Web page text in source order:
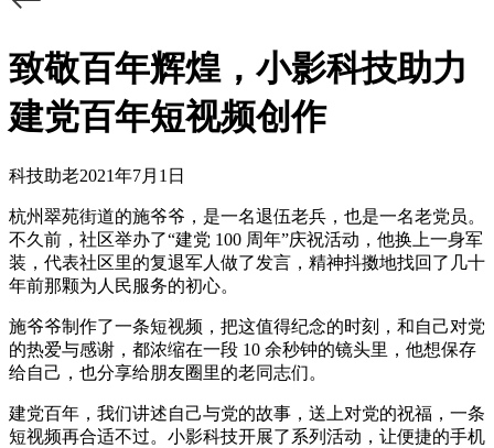
致敬百年辉煌，小影科技助力
建党百年短视频创作
科技助老2021年7月1日
杭州翠苑街道的施爷爷，是一名退伍老兵，也是一名老党员。
不久前，社区举办了“建党 100 周年”庆祝活动，他换上一身军
装，代表社区里的复退军人做了发言，精神抖擞地找回了几十
年前那颗为人民服务的初心。
施爷爷制作了一条短视频，把这值得纪念的时刻，和自己对党
的热爱与感谢，都浓缩在一段 10 余秒钟的镜头里，他想保存
给自己，也分享给朋友圈里的老同志们。
建党百年，我们讲述自己与党的故事，送上对党的祝福，一条
短视频再合适不过。小影科技开展了系列活动，让便捷的手机